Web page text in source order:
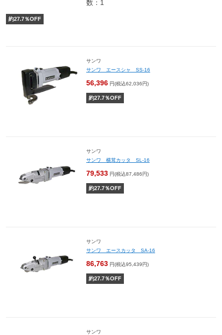
数：1
約27.7％OFF
サンワ
サンワ エースシャ SS-16
56,396 円(税込62,036円)
約27.7％OFF
サンワ
サンワ 横茸カッタ SL-16
79,533 円(税込87,486円)
約27.7％OFF
サンワ
サンワ エースカッタ SA-16
86,763 円(税込95,439円)
約27.7％OFF
サンワ